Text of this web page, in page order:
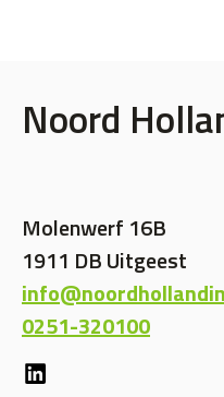
Noord
Molenwerf 16B
1911 DB Uitgeest
0251-320100